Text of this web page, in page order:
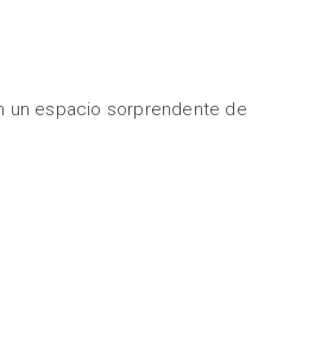
un espacio sorprendente de